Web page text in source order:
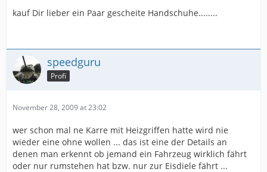
kauf Dir lieber ein Paar gescheite Handschuhe........
speedguru
Profi
November 28, 2009 at 23:02
wer schon mal ne Karre mit Heizgriffen hatte wird nie
wieder eine ohne wollen ... das ist eine der Details an
denen man erkennt ob jemand ein Fahrzeug wirklich fährt
oder nur rumstehen hat bzw. nur zur Eisdiele fährt ...